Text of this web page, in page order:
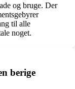
og bruge. Der
til alle
noget.
berige